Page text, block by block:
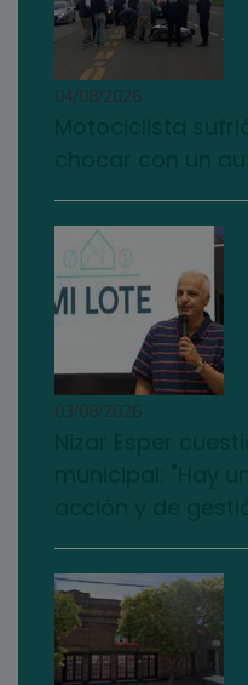
04/08/2026
03/08/2026